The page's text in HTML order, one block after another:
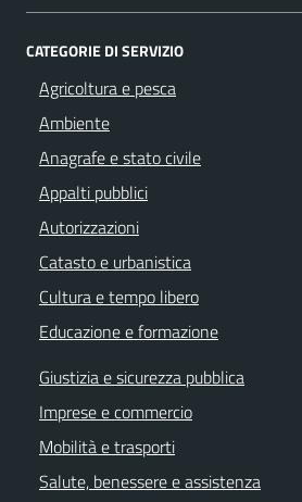
CATEGORIE DI SERVIZIO
Agricoltura e pesca
Ambiente
Anagrafe e stato civile
Appalti pubblici
Autorizzazioni
Catasto e urbanistica
Cultura e tempo libero
Educazione e formazione
Giustizia e sicurezza pubblica
Imprese e commercio
Mobilità e trasporti
Salute, benessere e assistenza